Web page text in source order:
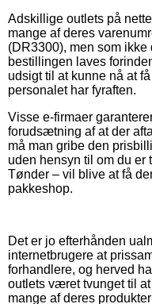
Adskillige outlets på
mange af deres
(DR3300), men som ikke
bestillingen laves
udsigt til at kunne nå at
personalet har fyraften.
Visse e-firmaer
forudsætning af at der
må man gribe den
uden hensyn til om du
Tønder – vil blive at få
pakkeshop.
Det er jo efterhånden
internetbrugere at
forhandlere, og herved
outlets været tvunget til
mange af deres